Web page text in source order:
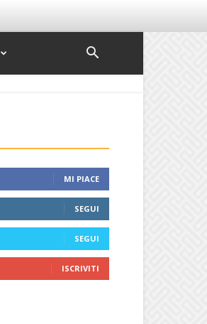
MI PIACE
SEGUI
SEGUI
ISCRIVITI